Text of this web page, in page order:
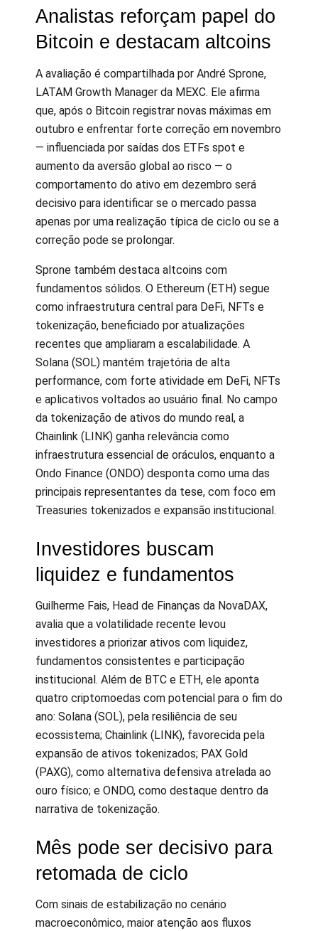
Analistas reforçam papel do
Bitcoin e destacam altcoins
A avaliação é compartilhada por André Sprone,
LATAM Growth Manager da MEXC. Ele afirma
que, após o Bitcoin registrar novas máximas em
outubro e enfrentar forte correção em novembro
— influenciada por saídas dos ETFs spot e
aumento da aversão global ao risco — o
comportamento do ativo em dezembro será
decisivo para identificar se o mercado passa
apenas por uma realização típica de ciclo ou se a
correção pode se prolongar.
Sprone também destaca altcoins com
fundamentos sólidos. O Ethereum (ETH) segue
como infraestrutura central para DeFi, NFTs e
tokenização, beneficiado por atualizações
recentes que ampliaram a escalabilidade. A
Solana (SOL) mantém trajetória de alta
performance, com forte atividade em DeFi, NFTs
e aplicativos voltados ao usuário final. No campo
da tokenização de ativos do mundo real, a
Chainlink (LINK) ganha relevância como
infraestrutura essencial de oráculos, enquanto a
Ondo Finance (ONDO) desponta como uma das
principais representantes da tese, com foco em
Treasuries tokenizados e expansão institucional.
Investidores buscam
liquidez e fundamentos
Guilherme Fais, Head de Finanças da NovaDAX,
avalia que a volatilidade recente levou
investidores a priorizar ativos com liquidez,
fundamentos consistentes e participação
institucional. Além de BTC e ETH, ele aponta
quatro criptomoedas com potencial para o fim do
ano: Solana (SOL), pela resiliência de seu
ecossistema; Chainlink (LINK), favorecida pela
expansão de ativos tokenizados; PAX Gold
(PAXG), como alternativa defensiva atrelada ao
ouro físico; e ONDO, como destaque dentro da
narrativa de tokenização.
Mês pode ser decisivo para
retomada de ciclo
Com sinais de estabilização no cenário
macroeconômico, maior atenção aos fluxos